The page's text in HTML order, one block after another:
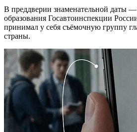
В преддверии знаменательной даты —
образования Госавтоинспекции
принимал у себя съёмочную группу
страны.